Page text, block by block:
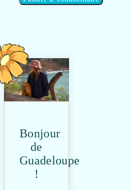
Bonjour
de
Guadeloupe
!